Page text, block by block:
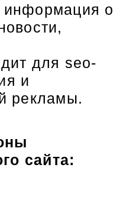
информация о
для seo-
и
рекламы.
сайта: